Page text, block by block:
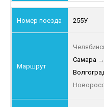
255У
Самара →